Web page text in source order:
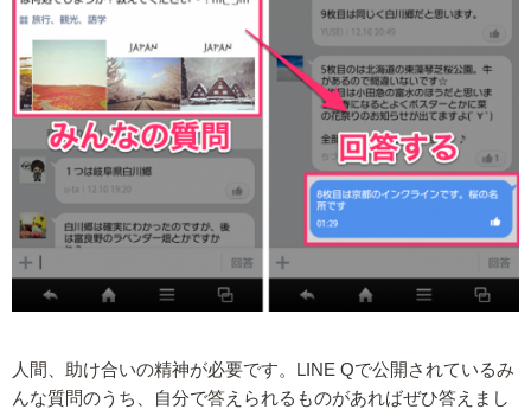
人間、助け合いの精神が必要です。LINE Qで公開されているみ
んな質問のうち、自分で答えられるものがあればぜひ答えまし